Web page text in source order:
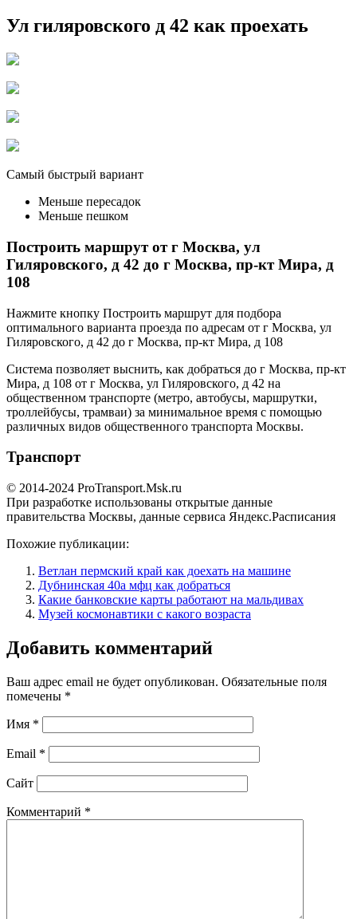
Ул гиляровского д 42 как проехать
Самый быстрый вариант
Меньше пересадок
Меньше пешком
Построить маршрут от г Москва, ул
Гиляровского, д 42 до г Москва, пр-кт Мира, д
108
Нажмите кнопку Построить маршрут для подбора
оптимального варианта проезда по адресам от г Москва, ул
Гиляровского, д 42 до г Москва, пр-кт Мира, д 108
Система позволяет выснить, как добраться до г Москва, пр-кт
Мира, д 108 от г Москва, ул Гиляровского, д 42 на
общественном транспорте (метро, автобусы, маршрутки,
троллейбусы, трамваи) за минимальное время с помощью
различных видов общественного транспорта Москвы.
Транспорт
© 2014-2024 ProTransport.Msk.ru
При разработке использованы открытые данные
правительства Москвы, данные сервиса Яндекс.Расписания
Похожие публикации:
Ветлан пермский край как доехать на машине
Дубнинская 40а мфц как добраться
Какие банковские карты работают на мальдивах
Музей космонавтики с какого возраста
Добавить комментарий
Ваш адрес email не будет опубликован. Обязательные поля
помечены *
Имя *
Email *
Сайт
Комментарий *